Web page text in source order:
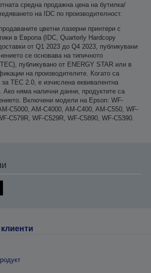
средна продажна цена на бутилка/
на IDC по производителност.
цветни лазерни принтери с
в Европа (IDC, Quarterly Hardcopy
от Q1 2023 до Q4 2023, публикувани
се основава на типичното
публикувано от ENERGY STAR или в
на производителите. Когато са
TEC 2.0, е изчислена еквивалентна
Ако няма налични данни, продуктите са
Включени модели на Epson: WF-
C5000, AM-C4000, AM-C400, AM-C550, WF-
C579R, WF-C529R, WF-C5890, WF-C5390.